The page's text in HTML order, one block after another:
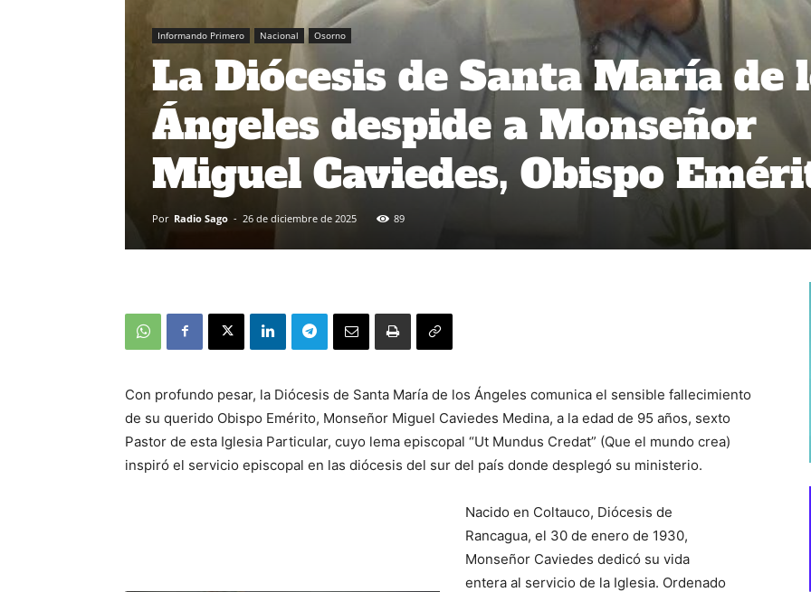
Informando Primero Nacional Osorno
La Diócesis de Santa María de
Ángeles despide a Monseñor
Miguel Caviedes, Obispo
Por Radio Sago - 26 de diciembre de 2025 89
Con profundo pesar, la Diócesis de Santa María de los Ángeles comunica el sensible fallecimiento
de su querido Obispo Emérito, Monseñor Miguel Caviedes Medina, a la edad de 95 años, sexto
Pastor de esta Iglesia Particular, cuyo lema episcopal “Ut Mundus Credat” (Que el mundo crea)
inspiró el servicio episcopal en las diócesis del sur del país donde desplegó su ministerio.
Nacido en Coltauco, Diócesis de
Rancagua, el 30 de enero de 1930,
Monseñor Caviedes dedicó su vida
entera al servicio de la Iglesia. Ordenado